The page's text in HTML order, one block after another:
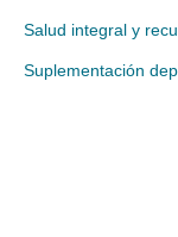
Salud integral y
Suplementación